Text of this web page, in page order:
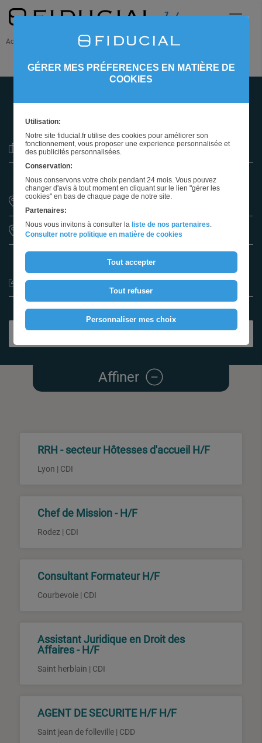
Accueil Nos offres d'emploi
Sélectionnez un métier
Sélectionnez une région
Type de contrat
Rechercher
Affiner
RRH - secteur Hôtesses d'accueil H/F
Lyon | CDI
Chef de Mission - H/F
Rodez | CDI
Consultant Formateur H/F
Courbevoie | CDI
Assistant Juridique en Droit des
Affaires - H/F
Saint herblain | CDI
AGENT DE SECURITE H/F H/F
Saint jean de folleville | CDD
GÉRER MES PRÉFERENCES EN MATIÈRE DE
COOKIES
Utilisation:
Notre site fiducial.fr utilise des cookies pour améliorer son
fonctionnement, vous proposer une experience personnalisée et
des publicités personnalisées.
Conservation:
Nous conservons votre choix pendant 24 mois. Vous pouvez
changer d'avis à tout moment en cliquant sur le lien "gérer les
cookies" en bas de chaque page de notre site.
Partenaires:
Nous vous invitons à consulter la liste de nos partenaires.
Consulter notre politique en matière de cookies
Tout accepter
Tout refuser
Personnaliser mes choix